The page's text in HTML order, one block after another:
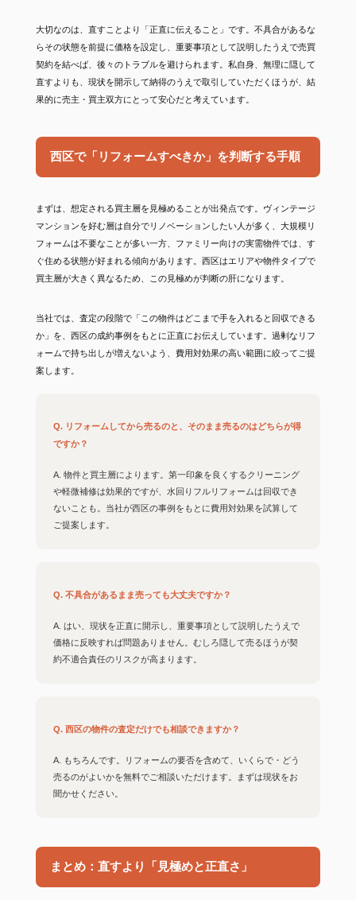
大切なのは、直すことより「正直に伝えること」です。不具合があるな
らその状態を前提に価格を設定し、重要事項として説明したうえで売買
契約を結べば、後々のトラブルを避けられます。私自身、無理に隠して
直すよりも、現状を開示して納得のうえで取引していただくほうが、結
果的に売主・買主双方にとって安心だと考えています。
西区で「リフォームすべきか」を判断する手順
まずは、想定される買主層を見極めることが出発点です。ヴィンテージ
マンションを好む層は自分でリノベーションしたい人が多く、大規模リ
フォームは不要なことが多い一方、ファミリー向けの実需物件では、す
ぐ住める状態が好まれる傾向があります。西区はエリアや物件タイプで
買主層が大きく異なるため、この見極めが判断の肝になります。
当社では、査定の段階で「この物件はどこまで手を入れると回収できる
か」を、西区の成約事例をもとに正直にお伝えしています。過剰なリフ
ォームで持ち出しが増えないよう、費用対効果の高い範囲に絞ってご提
案します。
Q. リフォームしてから売るのと、そのまま売るのはどちらが得
ですか？
A. 物件と買主層によります。第一印象を良くするクリーニング
や軽微補修は効果的ですが、水回りフルリフォームは回収でき
ないことも。当社が西区の事例をもとに費用対効果を試算して
ご提案します。
Q. 不具合があるまま売っても大丈夫ですか？
A. はい、現状を正直に開示し、重要事項として説明したうえで
価格に反映すれば問題ありません。むしろ隠して売るほうが契
約不適合責任のリスクが高まります。
Q. 西区の物件の査定だけでも相談できますか？
A. もちろんです。リフォームの要否を含めて、いくらで・どう
売るのがよいかを無料でご相談いただけます。まずは現状をお
聞かせください。
まとめ：直すより「見極めと正直さ」